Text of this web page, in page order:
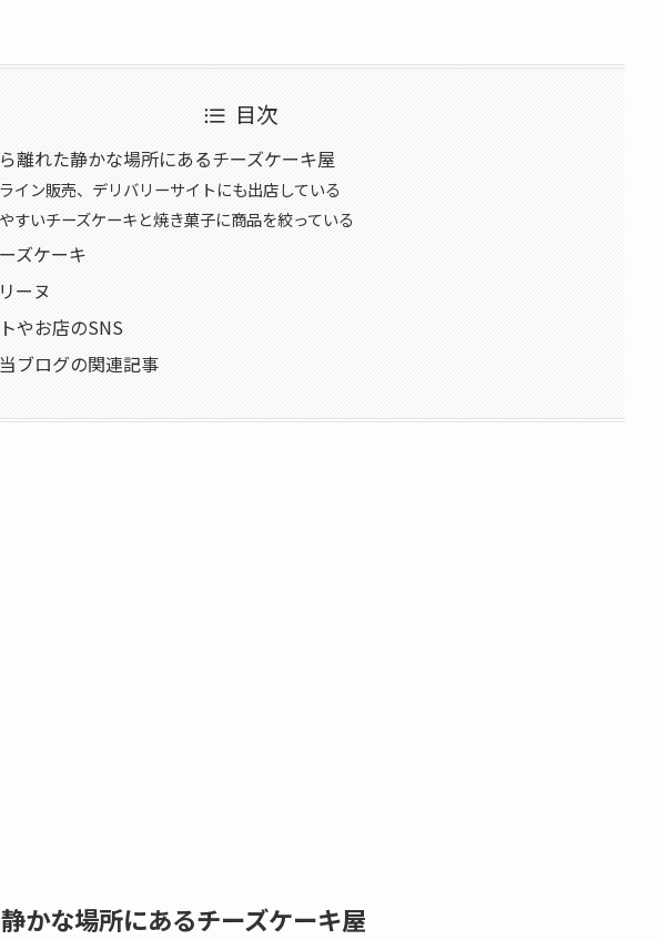
目次
離れた静かな場所にあるチーズケーキ屋
イン販売、デリバリーサイトにも出店している
すいチーズケーキと焼き菓子に商品を絞っている
ズケーキ
ーヌ
やお店のSNS
ブログの関連記事
かな場所にあるチーズケーキ屋